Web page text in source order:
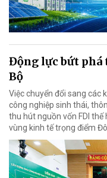
Động lực bứt phá
Bộ
Việc chuyển đổi sang các
công nghiệp sinh thái,
thu hút nguồn vốn FDI
vùng kinh tế trọng điểm